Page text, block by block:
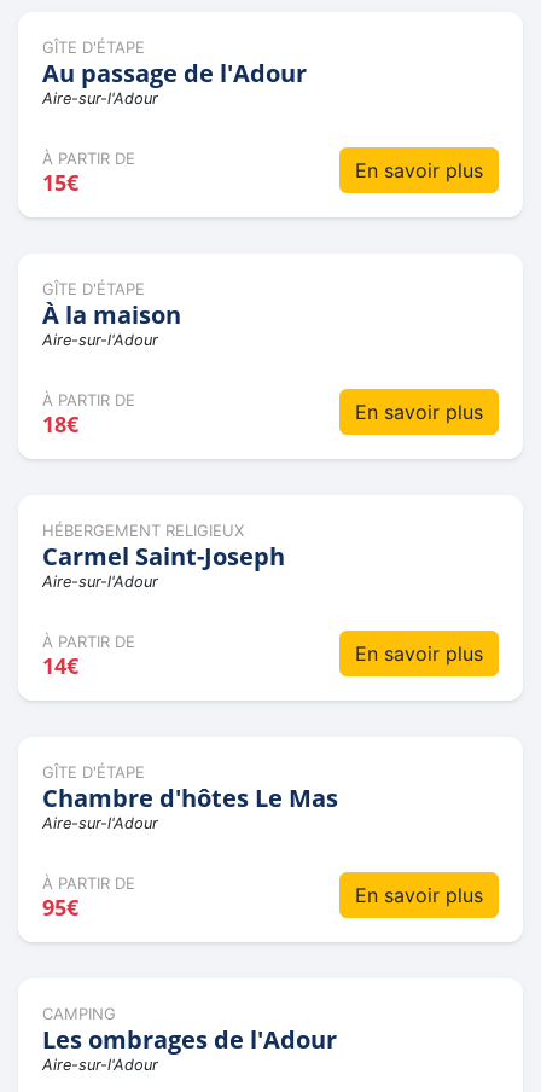
GÎTE D'ÉTAPE
Au passage de l'Adour
Aire-sur-l'Adour
À PARTIR DE
15€ En savoir plus
GÎTE D'ÉTAPE
À la maison
Aire-sur-l'Adour
À PARTIR DE
18€ En savoir plus
HÉBERGEMENT RELIGIEUX
Carmel Saint-Joseph
Aire-sur-l'Adour
À PARTIR DE
14€ En savoir plus
GÎTE D'ÉTAPE
Chambre d'hôtes Le Mas
Aire-sur-l'Adour
À PARTIR DE
95€ En savoir plus
CAMPING
Les ombrages de l'Adour
Aire-sur-l'Adour